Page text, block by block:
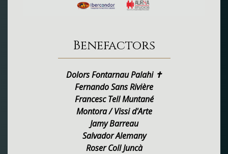
Benefactors
Dolors Fontarnau Palahi ✝
Fernando Sans Rivière
Francesc Tell Muntané
Montora / Vissi d'Arte
Jamy Barreau
Salvador Alemany
Roser Coll Juncà